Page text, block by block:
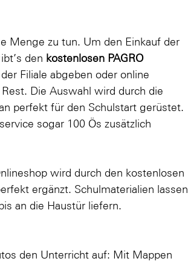
Menge zu tun. Um den Einkauf der
den kostenlosen PAGRO
Filiale abgeben oderonline
Rest. Die Auswahl wird durch die
perfekt für den Schulstart gerüstet.
sogar 100 Ös zusätzlich
wird durch den kostenlosen
ergänzt. Schulmaterialien lassen
an die Haustür liefern.
den Unterricht auf: Mit Mappen